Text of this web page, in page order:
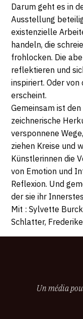
Darum geht es in
Ausstellung
existenzielle
handeln, die
frohlocken. Die
reflektieren und
inspiriert. Oder von
erscheint.
Gemeinsam ist
zeichnerische
versponnene
ziehen Kreise und
Künstlerinnen die
von Emotion und
Reflexion. Und
der sie ihr
Mit : Sylvette
Schlatter,
Un média